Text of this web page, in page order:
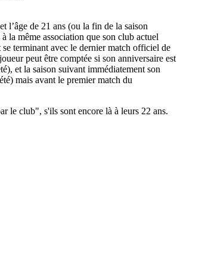
l’âge de 21 ans (ou la fin de la saison
la même association que son club actuel
terminant avec le dernier match officiel de
peut être comptée si son anniversaire est
et la saison suivant immédiatement son
mais avant le premier match du
le club", s'ils sont encore là à leurs 22 ans.